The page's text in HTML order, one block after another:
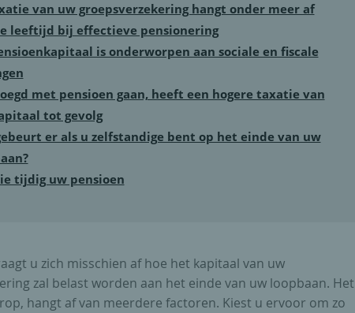
van uw groepsverzekering hangt onder meer af
leeftijd bij effectieve pensionering
is onderworpen aan sociale en fiscale
met pensioen gaan, heeft een hogere taxatie van
tot gevolg
er als u zelfstandige bent op het einde van uw
tijdig uw pensioen
u zich misschien af hoe het kapitaal van uw
zal belast worden aan het einde van uw loopbaan. Het
hangt af van meerdere factoren. Kiest u ervoor om zo